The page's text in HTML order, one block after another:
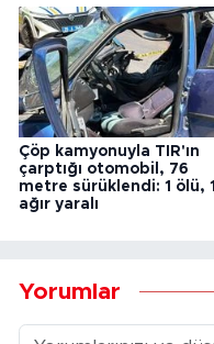
Çöp kamyonuyla TIR'ın
çarptığı otomobil, 76
metre sürüklendi: 1 ölü, 1
ağır yaralı
Yorumlar